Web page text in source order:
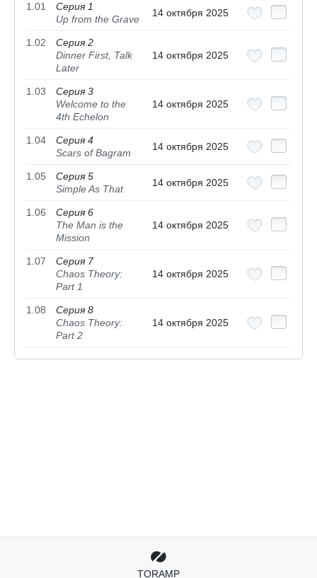
1.01
Серия 1
Up from the Grave
14 октября 2025
1.02
Серия 2
Dinner First, Talk
Later
14 октября 2025
1.03
Серия 3
Welcome to the
4th Echelon
14 октября 2025
1.04
Серия 4
Scars of Bagram
14 октября 2025
1.05
Серия 5
Simple As That
14 октября 2025
1.06
Серия 6
The Man is the
Mission
14 октября 2025
1.07
Серия 7
Chaos Theory:
Part 1
14 октября 2025
1.08
Серия 8
Chaos Theory:
Part 2
14 октября 2025
TORAMP